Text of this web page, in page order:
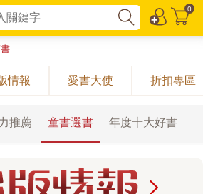
0
情報 愛書大使 折扣專區
推薦 童書選書 年度十大好書